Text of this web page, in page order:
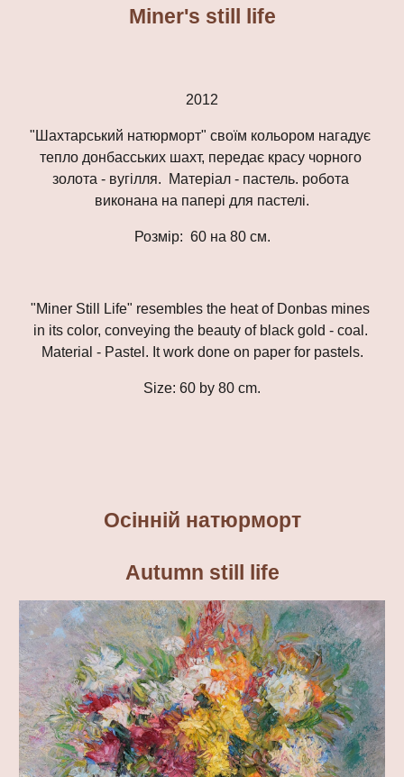
Miner's still life
2012
"Шахтарський натюрморт" своїм кольором нагадує
тепло донбасських шахт, передає красу чорного
золота - вугілля.  Матеріал - пастель. робота
виконана на папері для пастелі.
Розмір:  60 на 80 см.
"Miner Still Life" resembles the heat of Donbas mines
in its color, conveying the beauty of black gold - coal.
Material - Pastel. It work done on paper for pastels.
Size: 60 by 80 cm.
Осінній натюрморт
Autumn still life